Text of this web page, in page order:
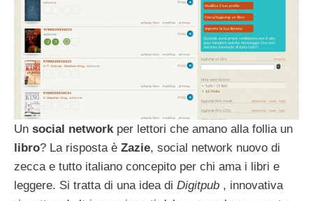
Un social networkper lettori che amano alla follia un
libro? La risposta è Zazie, social network nuovo di
zecca e tutto italiano concepito per chi ama i libri e
leggere. Si tratta di una idea di Digitpub , innovativa